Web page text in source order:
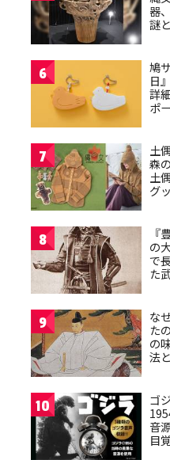
器
謎
6
鳩
日
詳
ポ
7
土
森
土
グ
8
『
の
で
た
9
な
た
の
法
10
ゴ
音
目